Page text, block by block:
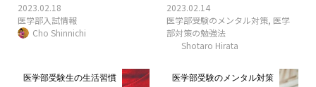
2023.02.18
医学部入試情報
Cho Shinnichi
2023.02.14
医学部受験のメンタル対策, 医学
部対策の勉強法
Shotaro Hirata
医学部受験生の生活習慣 医学部受験のメンタル対策